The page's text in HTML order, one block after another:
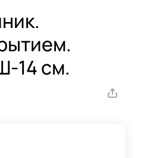
14 см.